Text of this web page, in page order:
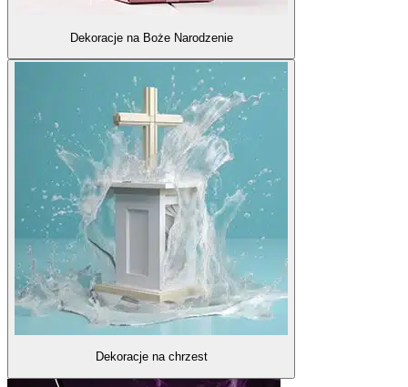
Dekoracje na Boże Narodzenie
Dekoracje na chrzest